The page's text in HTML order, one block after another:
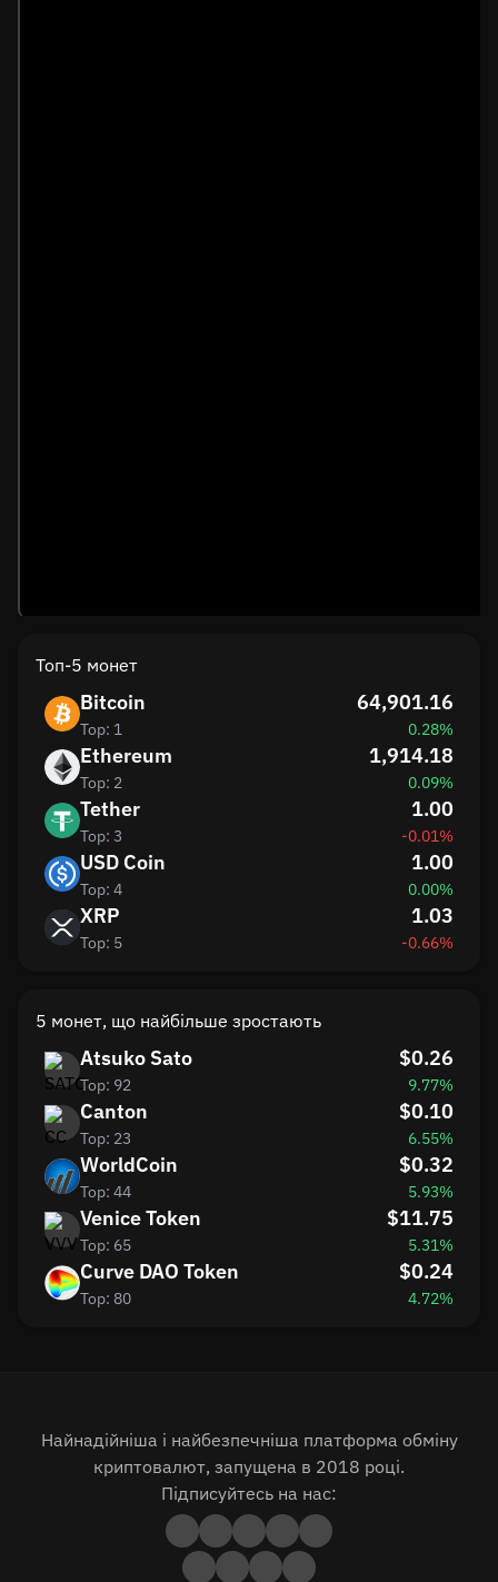
Топ-5 монет
Bitcoin
Top: 1
64,901.16
0.28%
Ethereum
Top: 2
1,914.18
0.09%
Tether
Top: 3
1.00
-0.01%
USD Coin
Top: 4
1.00
0.00%
XRP
Top: 5
1.03
-0.66%
5 монет, що найбільше зростають
Atsuko Sato
Top: 92
$0.26
9.77%
Canton
Top: 23
$0.10
6.55%
WorldCoin
Top: 44
$0.32
5.93%
Venice Token
Top: 65
$11.75
5.31%
Curve DAO Token
Top: 80
$0.24
4.72%
Найнадійніша і найбезпечніша платформа обміну
криптовалют, запущена в 2018 році.
Підписуйтесь на нас: